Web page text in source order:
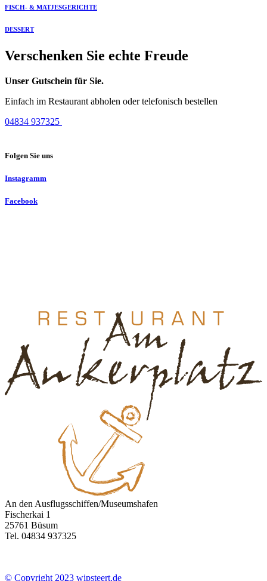
FISCH- & MATJESGERICHTE
DESSERT
Verschenken Sie echte Freude
Unser Gutschein für Sie.
Einfach im Restaurant abholen oder telefonisch bestellen
04834 937325
Folgen Sie uns
Instagramm
Facebook
An den Ausflugsschiffen/Museumshafen
Fischerkai 1
25761 Büsum
Tel. 04834 937325
© Copyright 2023 wipsteert.de